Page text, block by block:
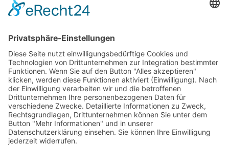
Tel.:+1 253-867-57 35
Unternehmen
Service
Media
© 2026 - Camaro Erich Roiser GmbH